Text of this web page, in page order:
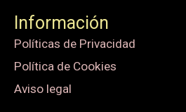
Información
Políticas de Privacidad
Política de Cookies
Aviso legal